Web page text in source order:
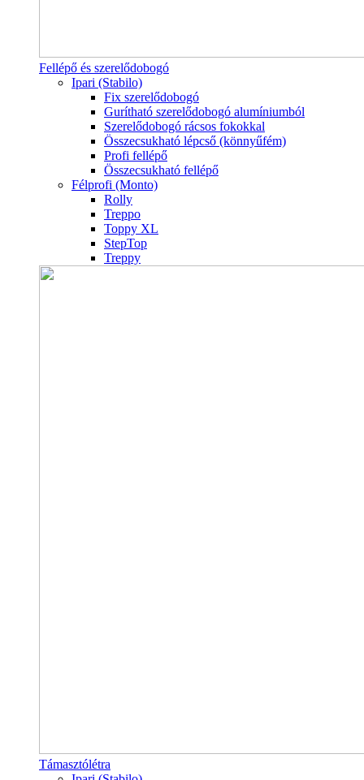
Fellépő és szerelődobogó
Ipari (Stabilo)
Fix szerelődobogó
Gurítható szerelődobogó alumíniumból
Szerelődobogó rácsos fokokkal
Összecsukható lépcső (könnyűfém)
Profi fellépő
Összecsukható fellépő
Félprofi (Monto)
Rolly
Treppo
Toppy XL
StepTop
Treppy
Támasztólétra